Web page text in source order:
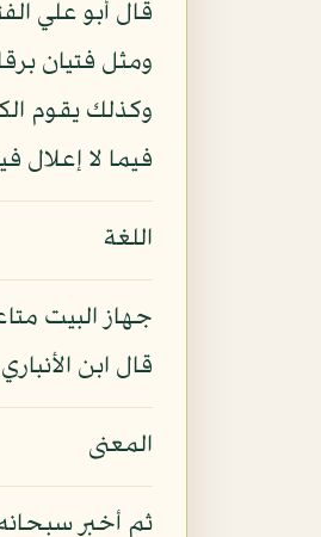
قال أبو علي
ومثل فتيان
وكذلك يقوم
فيما لا إعلال
اللغة
جهاز البيت
قال ابن
المعنى
ثم أخبر